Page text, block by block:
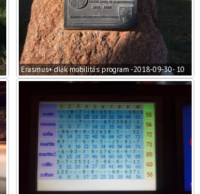
Erasmus+ diák mobilitás program -2018-09-30- 10